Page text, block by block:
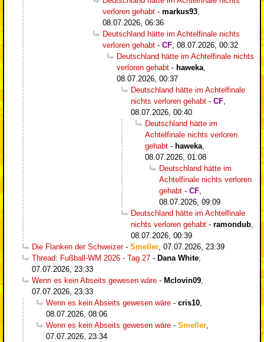
verloren gehabt - markus93,
08.07.2026, 06:36
Deutschland hätte im Achtelfinale nichts
verloren gehabt - CF, 08.07.2026, 00:32
Deutschland hätte im Achtelfinale nichts
verloren gehabt - haweka,
08.07.2026, 00:37
Deutschland hätte im Achtelfinale
nichts verloren gehabt - CF,
08.07.2026, 00:40
Deutschland hätte im
Achtelfinale nichts verloren
gehabt - haweka,
08.07.2026, 01:08
Deutschland hätte im
Achtelfinale nichts verloren
gehabt - CF,
08.07.2026, 09:09
Deutschland hätte im Achtelfinale
nichts verloren gehabt - ramondub,
08.07.2026, 00:39
Die Flanken der Schweizer- Smeller, 07.07.2026, 23:39
Thread: Fußball-WM 2026 - Tag 27 - Dana White,
07.07.2026, 23:33
Wenn es kein Abseits gewesen wäre - Mclovin09,
07.07.2026, 23:33
Wenn es kein Abseits gewesen wäre - cris10,
08.07.2026, 08:06
Wenn es kein Abseits gewesen wäre - Smeller,
07.07.2026, 23:34